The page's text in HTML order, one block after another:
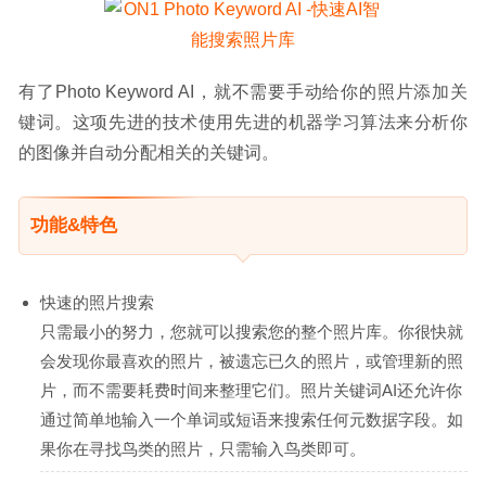
有了Photo Keyword AI，就不需要手动给你的照片添加关
键词。这项先进的技术使用先进的机器学习算法来分析你
的图像并自动分配相关的关键词。
功能&特色
快速的照片搜索
只需最小的努力，您就可以搜索您的整个照片库。你很快就
会发现你最喜欢的照片，被遗忘已久的照片，或管理新的照
片，而不需要耗费时间来整理它们。照片关键词AI还允许你
通过简单地输入一个单词或短语来搜索任何元数据字段。如
果你在寻找鸟类的照片，只需输入鸟类即可。